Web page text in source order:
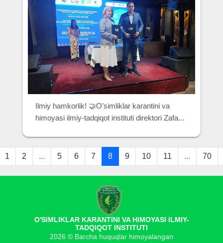
Ilmiy hamkorlik! 🤝O’simliklar karantini va
himoyasi ilmiy-tadqiqot instituti direktori Zafa...
1 2 ... 5 6 7 8 9 10 11 ... 70
O'SIMLIKLAR KARANTINI VA HIMOYASI ILMIY-
TADQIQOT INSTITUTI
2026 © Barcha huquqlar himoyalangan